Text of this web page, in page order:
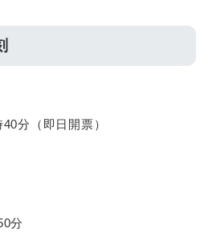
分（即日開票）
分